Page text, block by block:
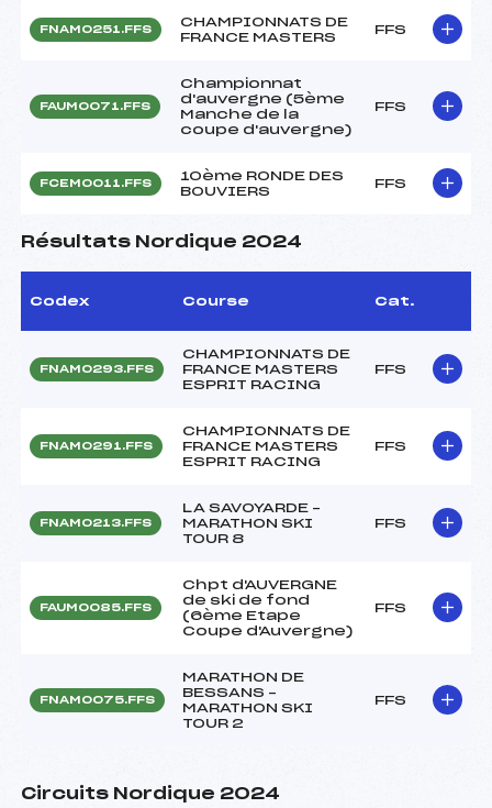
FNAM0251.FFS
CHAMPIONNATS DE
FRANCE MASTERS
FFS
FAUM0071.FFS
Championnat
d'auvergne (5ème
Manche de la
coupe d'auvergne)
FFS
FCEM0011.FFS
10ème RONDE DES
BOUVIERS
FFS
Résultats Nordique 2024
Codex Course Cat.
FNAM0293.FFS
CHAMPIONNATS DE
FRANCE MASTERS
ESPRIT RACING
FFS
FNAM0291.FFS
CHAMPIONNATS DE
FRANCE MASTERS
ESPRIT RACING
FFS
FNAM0213.FFS
LA SAVOYARDE –
MARATHON SKI
TOUR 8
FFS
FAUM0085.FFS
Chpt d'AUVERGNE
de ski de fond
(6ème Etape
Coupe d'Auvergne)
FFS
FNAM0075.FFS
MARATHON DE
BESSANS –
MARATHON SKI
TOUR 2
FFS
Circuits Nordique 2024